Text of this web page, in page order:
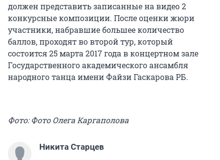
должен представить записанные на видео 2
конкурсные композиции. После оценки жюри
участники, набравшие большее количество
баллов, проходят во второй тур, который
состоится 25 марта 2017 года в концертном зале
Государственного академического ансамбля
народного танца имени Файзи Гаскарова РБ.
Фото: Фото Олега Каргаполова
Никита Старцев